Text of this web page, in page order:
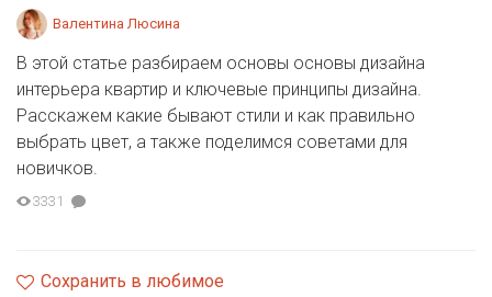
Валентина Люсина
В этой статье разбираем основы основы дизайна
интерьера квартир и ключевые принципы дизайна.
Расскажем какие бывают стили и как правильно
выбрать цвет, а также поделимся советами для
новичков.
3331
Сохранить в любимое